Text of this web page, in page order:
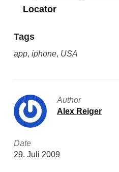
Locator
Tags
app, iphone, USA
Author
Alex Reiger
Date
29. Juli 2009